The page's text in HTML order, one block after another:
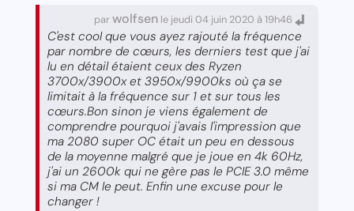
parwolfsen le jeudi 04 juin 2020 à 19h46
C'est cool que vous ayez rajouté la fréquence
par nombre de cœurs, les derniers test que j'ai
lu en détail étaient ceux des Ryzen
3700x/3900x et 3950x/9900ks où ça se
limitait à la fréquence sur 1 et sur tous les
cœurs.Bon sinon je viens également de
comprendre pourquoi j'avais l'impression que
ma 2080 super OC était un peu en dessous
de la moyenne malgré que je joue en 4k 60Hz,
j'ai un 2600k qui ne gère pas le PCIE 3.0 même
si ma CM le peut. Enfin une excuse pour le
changer !